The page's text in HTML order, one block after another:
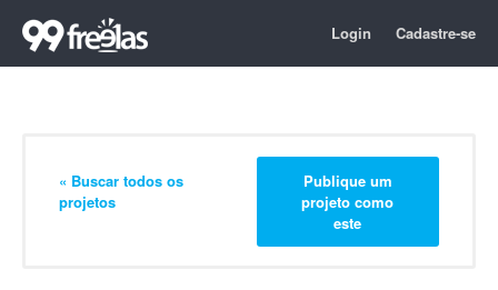
Login Cadastre-se
« Buscar todos os
projetos
Publique um
projeto como
este